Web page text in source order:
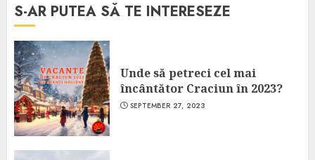
S-AR PUTEA SĂ TE INTERESEZE
Unde să petreci cel mai
încântător Craciun în 2023?
SEPTEMBER 27, 2023